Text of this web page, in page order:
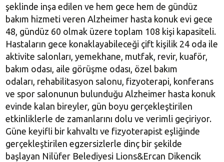
şeklinde inşa edilen ve hem gece hem de gündüz
bakım hizmeti veren Alzheimer hasta konuk evi gece
48, gündüz 60 olmak üzere toplam 108 kişi kapasiteli.
Hastaların gece konaklayabileceği çift kişilik 24 oda ile
aktivite salonları, yemekhane, mutfak, revir, kuaför,
bakım odası, aile görüşme odası, özel bakım
odaları, rehabilitasyon salonu, fizyoterapi, konferans
ve spor salonunun bulunduğu Alzheimer hasta konuk
evinde kalan bireyler, gün boyu gerçekleştirilen
etkinliklerle de zamanlarını dolu ve verimli geçiriyor.
Güne keyifli bir kahvaltı ve fizyoterapist eşliğinde
gerçekleştirilen egzersizlerle dinç bir şekilde
başlayan Nilüfer Belediyesi Lions&Ercan Dikencik